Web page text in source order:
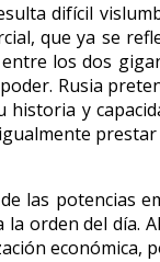
difícil
que ya se
los dos
Rusia
y
las potencias
orden del
económica,